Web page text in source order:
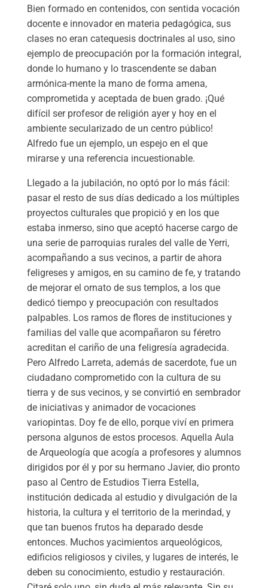
Bien formado en contenidos, con sentida vocación
docente e innovador en materia pedagógica, sus
clases no eran catequesis doctrinales al uso, sino
ejemplo de preocupación por la formación integral,
donde lo humano y lo trascendente se daban
armónica-mente la mano de forma amena,
comprometida y aceptada de buen grado. ¡Qué
difícil ser profesor de religión ayer y hoy en el
ambiente secularizado de un centro público!
Alfredo fue un ejemplo, un espejo en el que
mirarse y una referencia incuestionable.
Llegado a la jubilación, no optó por lo más fácil:
pasar el resto de sus días dedicado a los múltiples
proyectos culturales que propició y en los que
estaba inmerso, sino que aceptó hacerse cargo de
una serie de parroquias rurales del valle de Yerri,
acompañando a sus vecinos, a partir de ahora
feligreses y amigos, en su camino de fe, y tratando
de mejorar el ornato de sus templos, a los que
dedicó tiempo y preocupación con resultados
palpables. Los ramos de flores de instituciones y
familias del valle que acompañaron su féretro
acreditan el cariño de una feligresía agradecida.
Pero Alfredo Larreta, además de sacerdote, fue un
ciudadano comprometido con la cultura de su
tierra y de sus vecinos, y se convirtió en sembrador
de iniciativas y animador de vocaciones
variopintas. Doy fe de ello, porque viví en primera
persona algunos de estos procesos. Aquella Aula
de Arqueología que acogía a profesores y alumnos
dirigidos por él y por su hermano Javier, dio pronto
paso al Centro de Estudios Tierra Estella,
institución dedicada al estudio y divulgación de la
historia, la cultura y el territorio de la merindad, y
que tan buenos frutos ha deparado desde
entonces. Muchos yacimientos arqueológicos,
edificios religiosos y civiles, y lugares de interés, le
deben su conocimiento, estudio y restauración.